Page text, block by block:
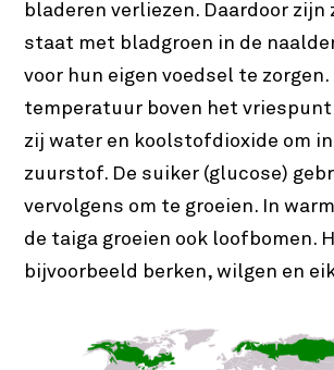
bladeren verliezen. Daardoor zijn
staat met bladgroen in de
voor hun eigen voedsel te zorgen.
temperatuur boven het
zij water en koolstofdioxide om
zuurstof. De suiker (glucose)
vervolgens om te groeien. In
de taiga groeien ook loofbomen.
bijvoorbeeld berken, wilgen en